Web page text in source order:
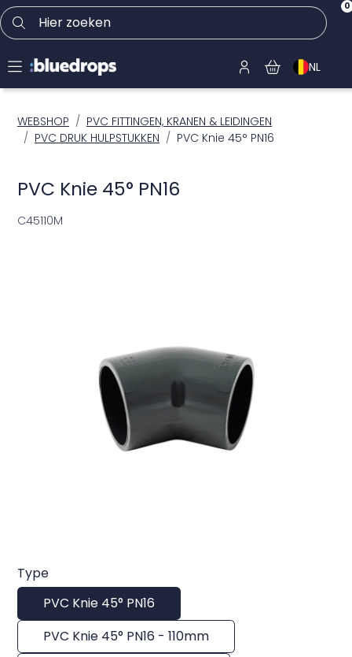
Hier zoeken 0
NL
WEBSHOP
PVC FITTINGEN, KRANEN & LEIDINGEN
PVC DRUK HULPSTUKKEN
PVC Knie 45° PN16
PVC Knie 45° PN16
C45110M
Type
PVC Knie 45° PN16
PVC Knie 45° PN16 - 110mm